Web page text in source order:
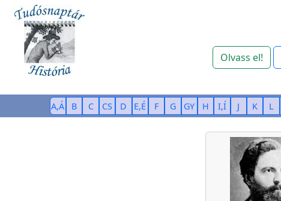
Olvass el!
A,Á B C CS D E,É F G GY H I,Í J K L